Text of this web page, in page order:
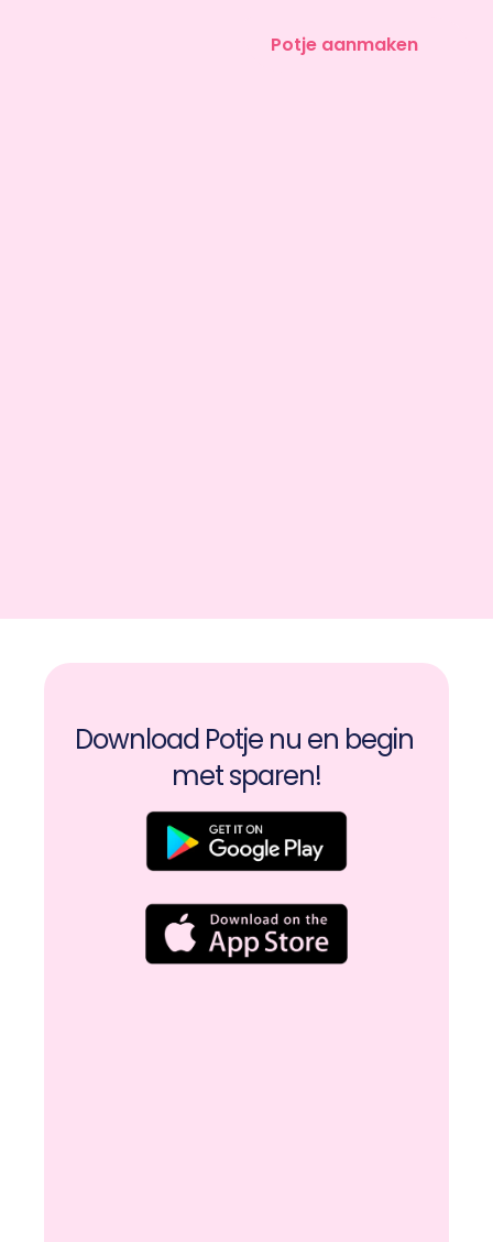
Potje aanmaken
Download Potje nu en begin
met sparen!